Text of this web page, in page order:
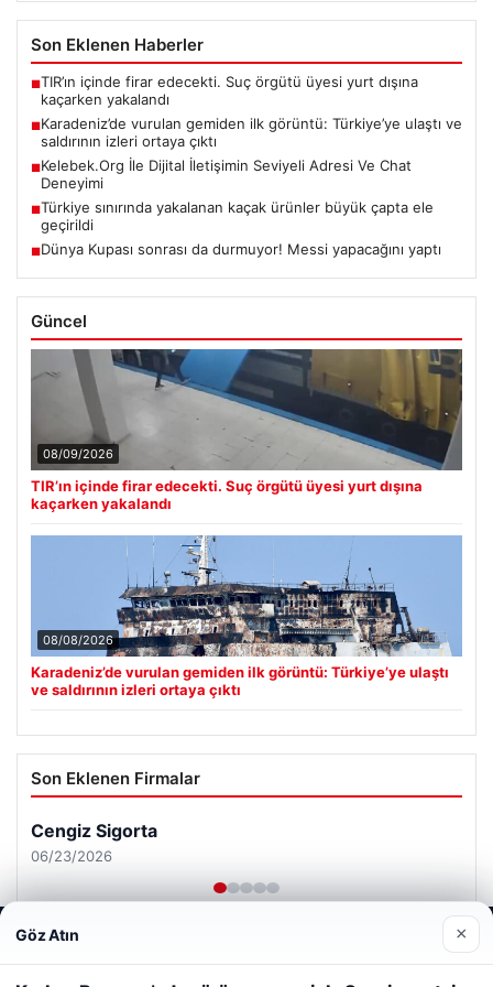
Son Eklenen Haberler
■TIR’ın içinde firar edecekti. Suç örgütü üyesi yurt dışına
kaçarken yakalandı
■Karadeniz’de vurulan gemiden ilk görüntü: Türkiye’ye ulaştı ve
saldırının izleri ortaya çıktı
■Kelebek.Org İle Dijital İletişimin Seviyeli Adresi Ve Chat
Deneyimi
■Türkiye sınırında yakalanan kaçak ürünler büyük çapta ele
geçirildi
■Dünya Kupası sonrası da durmuyor! Messi yapacağını yaptı
Güncel
08/09/2026
TIR’ın içinde firar edecekti. Suç örgütü üyesi yurt dışına
kaçarken yakalandı
08/08/2026
Karadeniz’de vurulan gemiden ilk görüntü: Türkiye’ye ulaştı
ve saldırının izleri ortaya çıktı
Son Eklenen Firmalar
Cengiz Sigorta
06/23/2026
Web sitemizi nasıl kullandığınızı daha iyi anlayabilmek,
deneyiminizi kişiselleştirmek ve geliştirmek amacıyla çerezler
kullanıyoruz.
Çerez Politikamız
Göz Atın ×